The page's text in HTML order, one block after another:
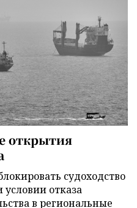
открытия
судоходство
отказа
в региональные